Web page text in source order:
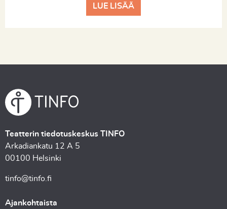
LUE LISÄÄ
Teatterin tiedotuskeskus TINFO
Arkadiankatu 12 A 5
00100 Helsinki
tinfo@tinfo.fi
Ajankohtaista